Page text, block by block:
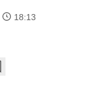
18:13